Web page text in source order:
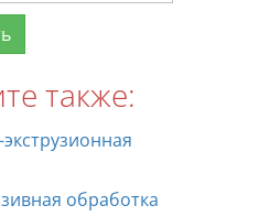
также:
обработка